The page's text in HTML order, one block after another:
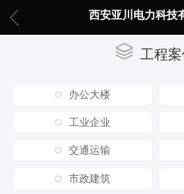
西安亚川电力科技
工程
办公大楼
工业企业
交通运输
市政建筑